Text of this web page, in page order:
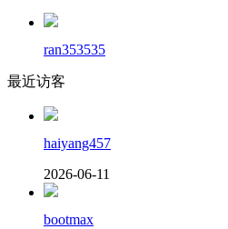
ran353535
最近访客
haiyang457
2026-06-11
bootmax